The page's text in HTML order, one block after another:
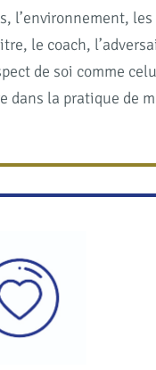
l’environnement,
le coach,
de soi comme
dans la pratique de